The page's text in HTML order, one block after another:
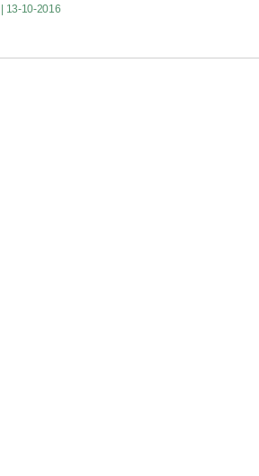
| 13-10-2016